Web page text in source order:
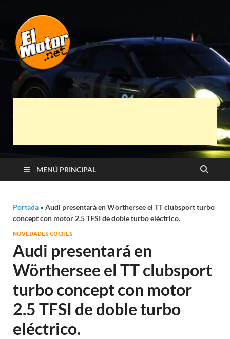
El Motor punto
Net
Automóviles
MENÚ PRINCIPAL
Portada » Audi presentará en Wörthersee el TT clubsport turbo
concept con motor 2.5 TFSI de doble turbo eléctrico.
NOVEDADES COCHES
Audi presentará en
Wörthersee el TT clubsport
turbo concept con motor
2.5 TFSI de doble turbo
eléctrico.